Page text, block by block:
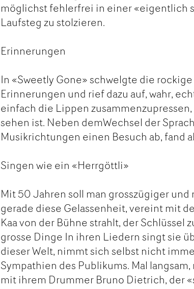
möglichst fehlerfrei in einer «eigentlich
Laufsteg zu stolzieren.
Erinnerungen
In «Sweetly Gone» schwelgte die
Erinnerungen und rief dazu auf, wahr,
einfach die Lippen
sehen ist. Neben demWechsel der
Musikrichtungen einen Besuch ab, fand
Singen wie ein «Herrgöttli»
Mit 50 Jahren soll man grosszügiger
gerade diese Gelassenheit, vereint mit
Kaa von der Bühne strahlt, der Schlüssel
grosse Dinge In ihren Liedern singt sie
dieser Welt, nimmt sich selbst nicht
Sympathien des Publikums. Mal
mit ihrem Drummer Bruno Dietrich, der